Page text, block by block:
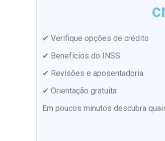
✔ Verifique opções de crédito
✔ Benefícios do INSS
✔ Revisões e aposentadoria
✔ Orientação gratuita
Em poucos minutos descubra